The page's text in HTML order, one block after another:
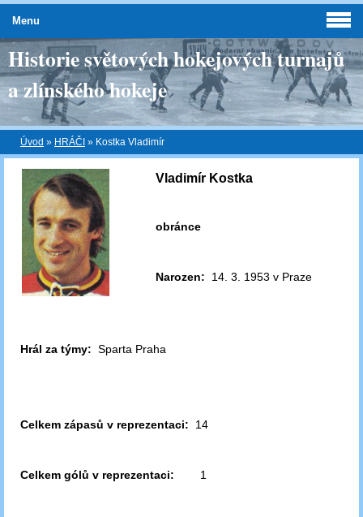
Historie světových hokejových turnajů
a zlínského hokeje
Úvod » HRÁČI » Kostka Vladimír
Vladimír Kostka
obránce
Narozen: 14. 3. 1953 v Praze
Hrál za týmy: Sparta Praha
Celkem zápasů v reprezentaci: 14
Celkem gólů v reprezentaci: 1
Menu